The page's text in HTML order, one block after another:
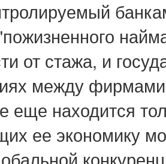
от стажа, и
между
еще находится
ее экономику